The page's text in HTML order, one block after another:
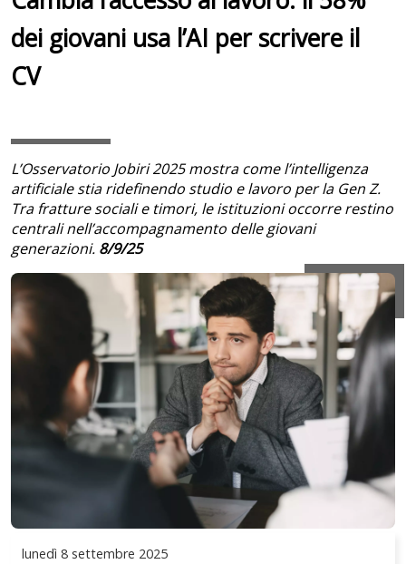
dei giovani usa l’AI per scrivere il
CV
L’Osservatorio Jobiri 2025 mostra come l’intelligenza
artificiale stia ridefinendo studio e lavoro per la Gen Z.
Tra fratture sociali e timori, le istituzioni occorre restino
centrali nell’accompagnamento delle giovani
generazioni. 8/9/25
lunedì 8 settembre 2025